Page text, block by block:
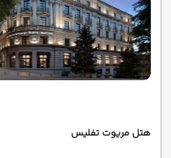
هتل مریوت تفلیس